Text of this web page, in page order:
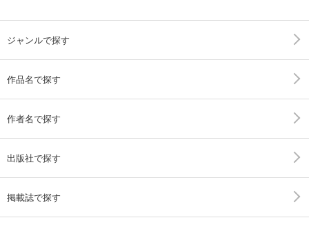
ジャンルで探す
作品名で探す
作者名で探す
出版社で探す
掲載誌で探す